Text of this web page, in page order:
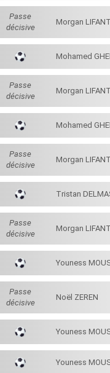
Passe
décisive
Morgan
Mohamed
Passe
décisive
Morgan
Mohamed
Passe
décisive
Morgan
Tristan
Passe
décisive
Morgan
Youness
Passe
décisive
Noël ZEREN
Youness
Youness